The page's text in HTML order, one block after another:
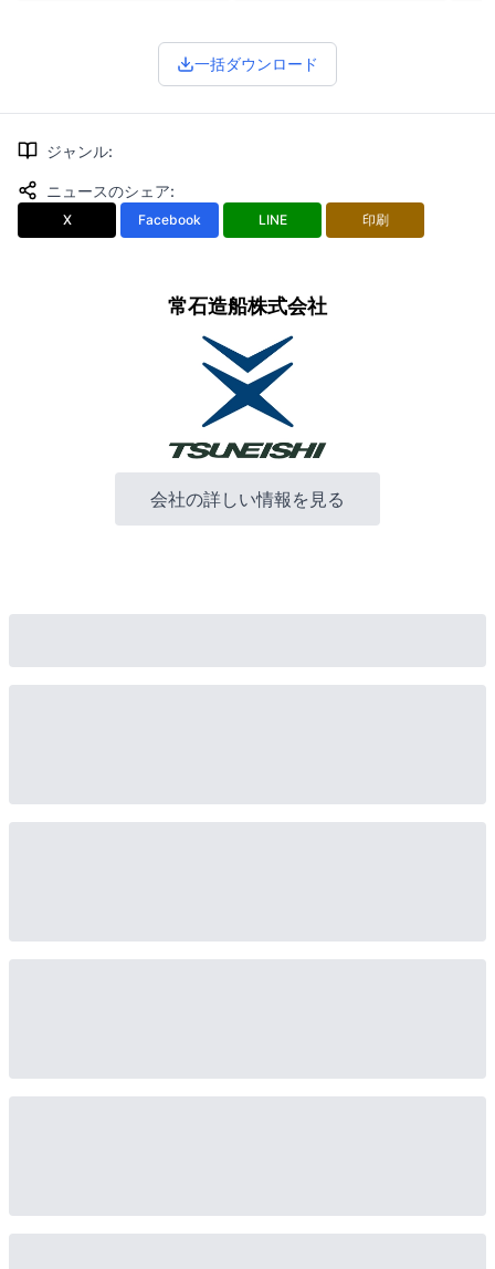
一括ダウンロード
ジャンル:
ニュースのシェア:
X Facebook LINE 印刷
常石造船株式会社
会社の詳しい情報を見る